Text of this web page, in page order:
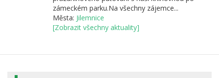
zámeckém parku.Na všechny zájemce...
Města: Jilemnice
[Zobrazit všechny aktuality]